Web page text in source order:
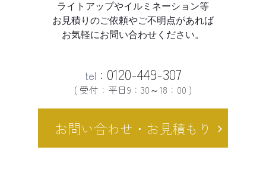
ライトアップやイルミネーション等
お見積りのご依頼やご不明点があれば
お気軽にお問い合わせください。
tel： 0120-449-307
( 受付：平日9：30～18：00 )
お問い合わせ・お見積もり